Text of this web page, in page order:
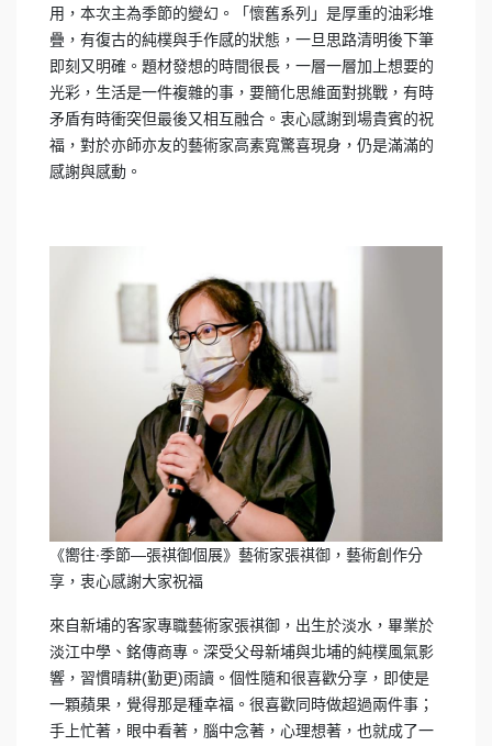
用，本次主為季節的變幻。「懷舊系列」是厚重的油彩堆
疊，有復古的純樸與手作感的狀態，一旦思路清明後下筆
即刻又明確。題材發想的時間很長，一層一層加上想要的
光彩，生活是一件複雜的事，要簡化思維面對挑戰，有時
矛盾有時衝突但最後又相互融合。衷心感謝到場貴賓的祝
福，對於亦師亦友的藝術家高素寬驚喜現身，仍是滿滿的
感謝與感動。
《嚮往∙季節—張祺御個展》藝術家張祺御，藝術創作分
享，衷心感謝大家祝福
來自新埔的客家專職藝術家張祺御，出生於淡水，畢業於
淡江中學、銘傳商專。深受父母新埔與北埔的純樸風氣影
響，習慣晴耕(勤更)雨讀。個性隨和很喜歡分享，即使是
一顆蘋果，覺得那是種幸福。很喜歡同時做超過兩件事；
手上忙著，眼中看著，腦中念著，心理想著，也就成了一